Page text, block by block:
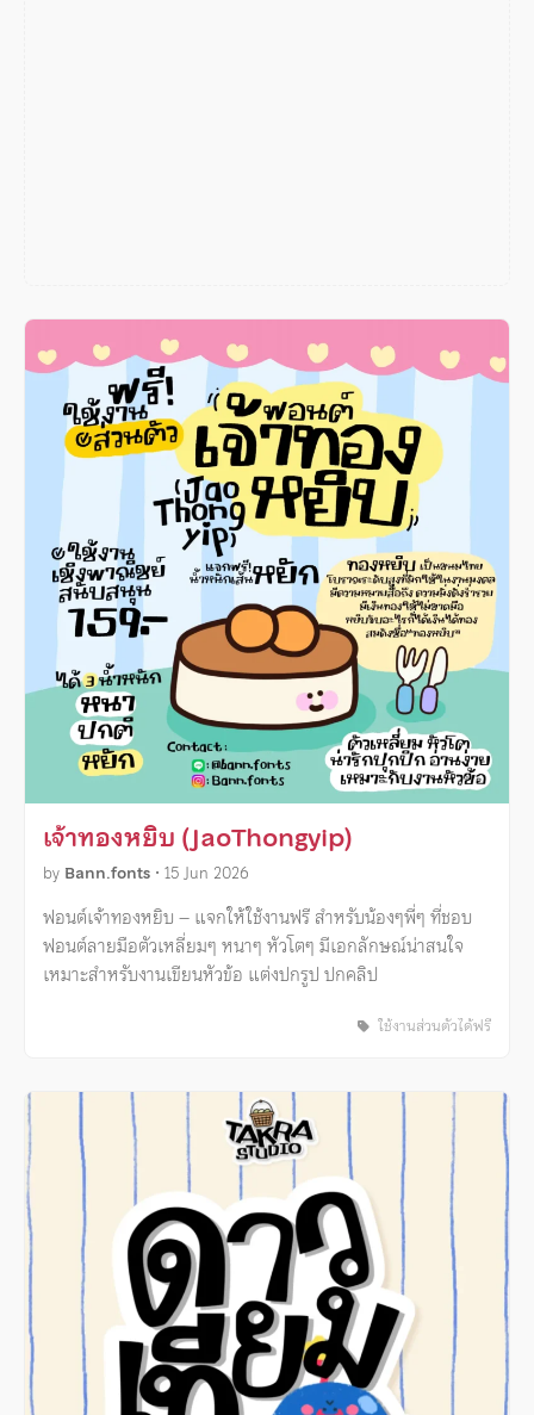
เจ้าทองหยิบ (JaoThongyip)
by Bann.fonts • 15 Jun 2026
ฟอนต์เจ้าทองหยิบ – แจกให้ใช้งานฟรี สำหรับน้องๆพี่ๆ ที่ชอบ
ฟอนต์ลายมือตัวเหลี่ยมๆ หนาๆ หัวโตๆ มีเอกลักษณ์น่าสนใจ
เหมาะสำหรับงานเขียนหัวข้อ แต่งปกรูป ปกคลิป
ใช้งานส่วนตัวได้ฟรี